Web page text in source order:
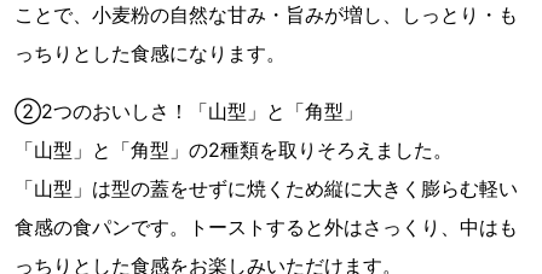
ことで、小麦粉の自然な甘み・旨みが増し、しっとり・も
っちりとした食感になります。
②2つのおいしさ！「山型」と「角型」
「山型」と「角型」の2種類を取りそろえました。
「山型」は型の蓋をせずに焼くため縦に大きく膨らむ軽い
食感の食パンです。トーストすると外はさっくり、中はも
っちりとした食感をお楽しみいただけます。